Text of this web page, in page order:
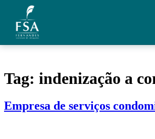
Ir para o conteúdo
Áreas de Atuação
Artigos
Tag: indenização a
Empresa de serviços